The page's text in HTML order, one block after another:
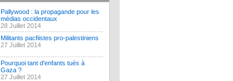
Pallywood : la propagande pour les
médias occidentaux
28 Juillet 2014
Militants pacfiistes pro-palestiniens
27 Juillet 2014
Pourquoi tant d'enfants tués à
Gaza ?
27 Juillet 2014